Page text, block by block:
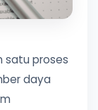
satu proses
daya